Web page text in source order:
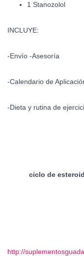
1 Stanozolol
INCLUYE:
-Envío -Asesoría
-Calendario de
-Dieta y rutina de
ciclo de
http://